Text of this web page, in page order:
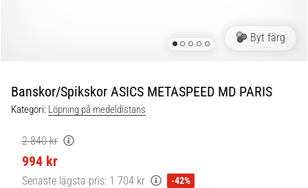
är
de
och
hur
genomförs
de?
Byt färg
Banskor/Spikskor ASICS METASPEED MD PARIS
Kategori: Löpning på medeldistans
2 840 kr
994 kr
Senaste lägsta pris: 1 704 kr -42%